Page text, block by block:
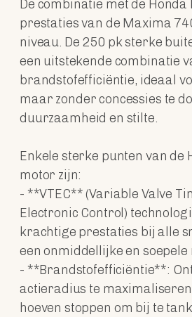
De combinatie met de
prestaties van de Maxima
niveau. De 250 pk sterke
een uitstekende combinatie
brandstofefficiëntie, ideaal
maar zonder concessies te
duurzaamheid en stilte.
Enkele sterke punten van de
motor zijn:
- **VTEC** (Variable Valve
Electronic Control)
krachtige prestaties bij alle
een onmiddellijke en soepele
- **Brandstofefficiëntie**:
actieradius te
hoeven stoppen om bij te